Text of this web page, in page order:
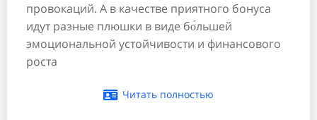
провокаций. А в качестве приятного бонуса
идут разные плюшки в виде бо́льшей
эмоциональной устойчивости и финансового
роста
Читать полностью